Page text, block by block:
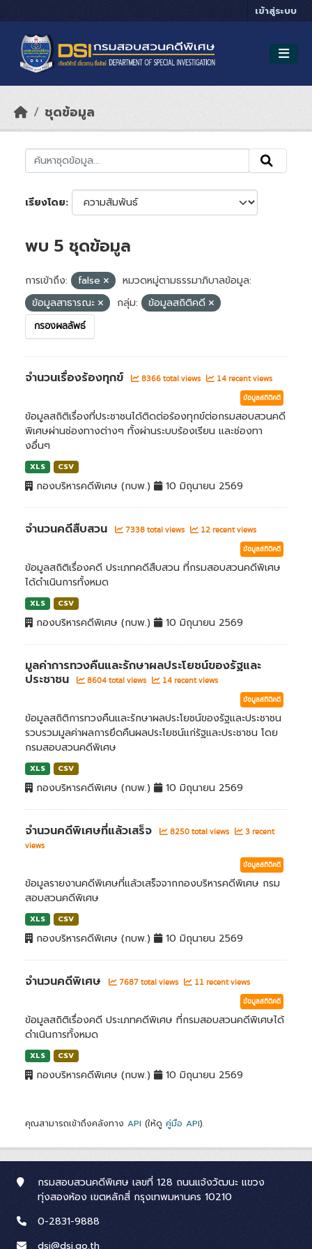
เข้าสู่ระบบ
ชุดข้อมูล
เรียงโดย
พบ 5 ชุดข้อมูล
การเข้าถึง: false
หมวดหมู่ตามธรรมาภิบาลข้อมูล:
ข้อมูลสาธารณะ
กลุ่ม: ข้อมูลสถิติคดี
กรองผลลัพธ์
จำนวนเรื่องร้องทุกข์ 8366 total views 14 recent views
ข้อมูลสถิติคดี
ข้อมูลสถิติเรื่องที่ประชาชนได้ติดต่อร้องทุกข์ต่อกรมสอบสวนคดี
พิเศษผ่านช่องทางต่างๆ ทั้งผ่านระบบร้องเรียน และช่องทา
งอื่นๆ
XLS CSV
กองบริหารคดีพิเศษ (กบพ.) 10 มิถุนายน 2569
จำนวนคดีสืบสวน 7338 total views 12 recent views
ข้อมูลสถิติคดี
ข้อมูลสถิติเรื่องคดี ประเภทคดีสืบสวน ที่กรมสอบสวนคดีพิเศษ
ได้ดำเนินการทั้งหมด
XLS CSV
กองบริหารคดีพิเศษ (กบพ.) 10 มิถุนายน 2569
มูลค่าการทวงคืนและรักษาผลประโยชน์ของรัฐและ
ประชาชน
8604 total views 14 recent views
ข้อมูลสถิติคดี
ข้อมูลสถิติการทวงคืนและรักษาผลประโยชน์ของรัฐและประชาชน
รวบรวมมูลค่าผลการยึดคืนผลประโยชน์แก่รัฐและประชาชน โดย
กรมสอบสวนคดีพิเศษ
XLS CSV
กองบริหารคดีพิเศษ (กบพ.) 10 มิถุนายน 2569
จำนวนคดีพิเศษที่แล้วเสร็จ 8250 total views
3 recent
views
ข้อมูลสถิติคดี
ข้อมูลรายงานคดีพิเศษที่แล้วเสร็จจากกองบริหารคดีพิเศษ กรม
สอบสวนคดีพิเศษ
XLS CSV
กองบริหารคดีพิเศษ (กบพ.) 10 มิถุนายน 2569
จำนวนคดีพิเศษ 7687 total views 11 recent views
ข้อมูลสถิติคดี
ข้อมูลสถิติเรื่องคดี ประเภทคดีพิเศษ ที่กรมสอบสวนคดีพิเศษได้
ดำเนินการทั้งหมด
XLS CSV
กองบริหารคดีพิเศษ (กบพ.) 10 มิถุนายน 2569
คุณสามารถเข้าถึงคลังทาง API (ให้ดู คู่มือ API).
กรมสอบสวนคดีพิเศษ เลขที่ 128 ถนนแจ้งวัฒนะ แขวง
ทุ่งสองห้อง เขตหลักสี่ กรุงเทพมหานคร 10210
0-2831-9888
dsi@dsi.go.th